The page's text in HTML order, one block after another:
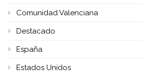
Comunidad Valenciana
Destacado
España
Estados Unidos